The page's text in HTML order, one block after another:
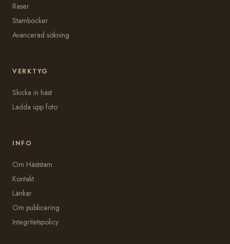
Raser
Stamböcker
Avancerad sökning
VERKTYG
Skicka in häst
Ladda upp foto
INFO
Om Häststam
Kontakt
Länkar
Om publicering
Integritetspolicy